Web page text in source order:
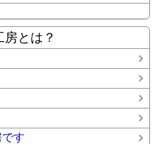
とは？
す